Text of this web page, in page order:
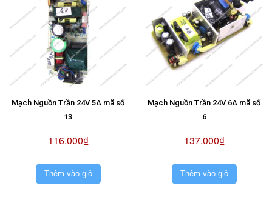
Mạch Nguồn Trần 24V 5A mã số
13
116.000₫
Thêm vào giỏ
Mạch Nguồn Trần 24V 6A mã số
6
137.000₫
Thêm vào giỏ